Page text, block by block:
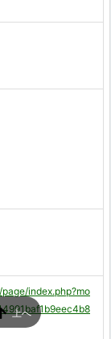
index.php?mo
上へ